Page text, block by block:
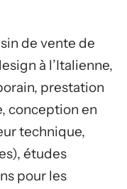
de vente de
à l’Italienne,
prestation
conception en
technique,
études
pour les